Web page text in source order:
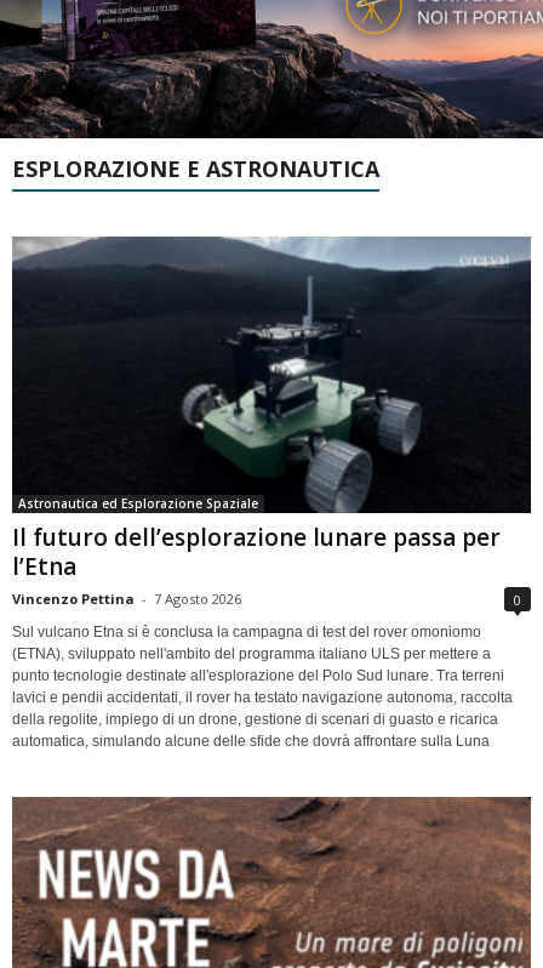
ESPLORAZIONE E ASTRONAUTICA
Astronautica ed Esplorazione Spaziale
Il futuro dell’esplorazione lunare passa per
l’Etna
Vincenzo Pettina - 7 Agosto 2026 0
Sul vulcano Etna si è conclusa la campagna di test del rover omoniomo
(ETNA), sviluppato nell'ambito del programma italiano ULS per mettere a
punto tecnologie destinate all'esplorazione del Polo Sud lunare. Tra terreni
lavici e pendii accidentati, il rover ha testato navigazione autonoma, raccolta
della regolite, impiego di un drone, gestione di scenari di guasto e ricarica
automatica, simulando alcune delle sfide che dovrà affrontare sulla Luna